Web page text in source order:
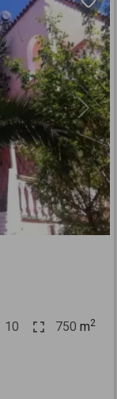
Next
10 750 m2